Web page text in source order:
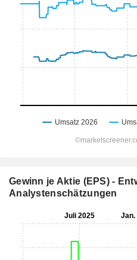
Gewinn je Aktie (EPS) -
Analystenschätzungen